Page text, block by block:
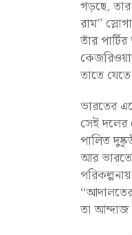
গড়ছে, তার
রাম”
তাঁর
তাতে
ভারতের
সেই দলের
পালিত
আর
তা আন্দাজ